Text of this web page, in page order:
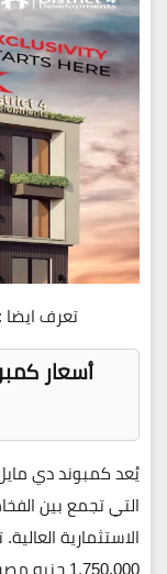
تعرف
يُعدكمبوند دي
التي تجمع بين
الاستثمارية العالية.